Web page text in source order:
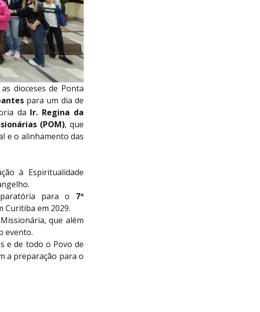
dioceses de Ponta
para um dia de
da Ir. Regina da
(POM), que
e o alinhamento das
à Espiritualidade
para o 7º
Curitiba em 2029.
que além
evento.
e de todo o Povo de
a preparação para o